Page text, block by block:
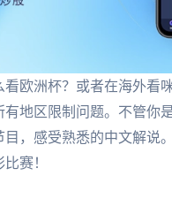
欧洲杯？或者在海外看
有地区限制问题。不管你
，感受熟悉的中文解说
赛！